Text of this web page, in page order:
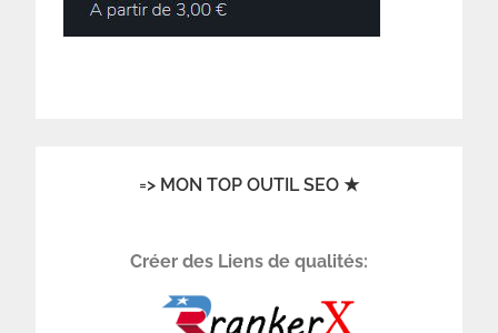
=> MON TOP OUTIL SEO ★
Créer des Liens de qualités: